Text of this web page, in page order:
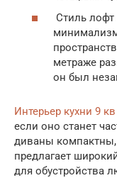
Стиль лофт
метраже
он был
Интерьер кухни 9 кв
если оно станет
диваны
предлагает
для обустройства